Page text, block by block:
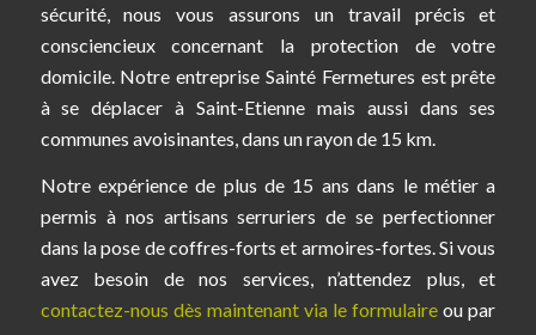
sécurité, nous vous assurons un travail précis et
consciencieux concernant la protection de votre
domicile. Notre entreprise Sainté Fermetures est prête
à se déplacer à Saint-Etienne mais aussi dans ses
communes avoisinantes, dans un rayon de 15 km.
Notre expérience de plus de 15 ans dans le métier a
permis à nos artisans serruriers de se perfectionner
dans la pose de coffres-forts et armoires-fortes. Si vous
avez besoin de nos services, n’attendez plus, et
contactez-nous dès maintenant via le formulaire ou par